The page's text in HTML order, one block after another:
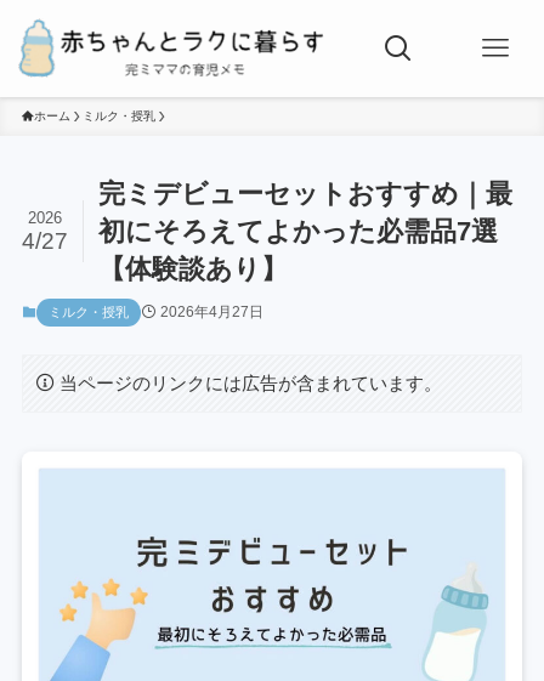
ホーム ミルク・授乳
完ミデビューセットおすすめ｜最
初にそろえてよかった必需品7選
【体験談あり】
2026
4/27
ミルク・授乳 2026年4月27日
当ページのリンクには広告が含まれています。